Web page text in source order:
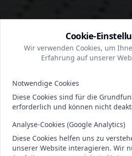
Cookie-
Wir verwenden Cookies, um
Erfahrung auf unserer
Notwendige Cookies
Diese Cookies sind für die
erforderlich und können nicht
Analyse-Cookies (Google Analytics)
Diese Cookies helfen uns zu
unserer Website interagieren. Wir